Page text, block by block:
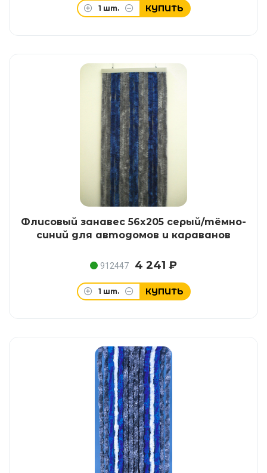
1 шт. КУПИТЬ
Флисовый занавес 56x205 серый/тёмно-
синий для автодомов и караванов
912447 4 241 ₽
1 шт. КУПИТЬ